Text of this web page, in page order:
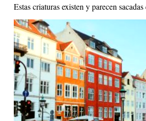
Estas criaturas existen y parecen